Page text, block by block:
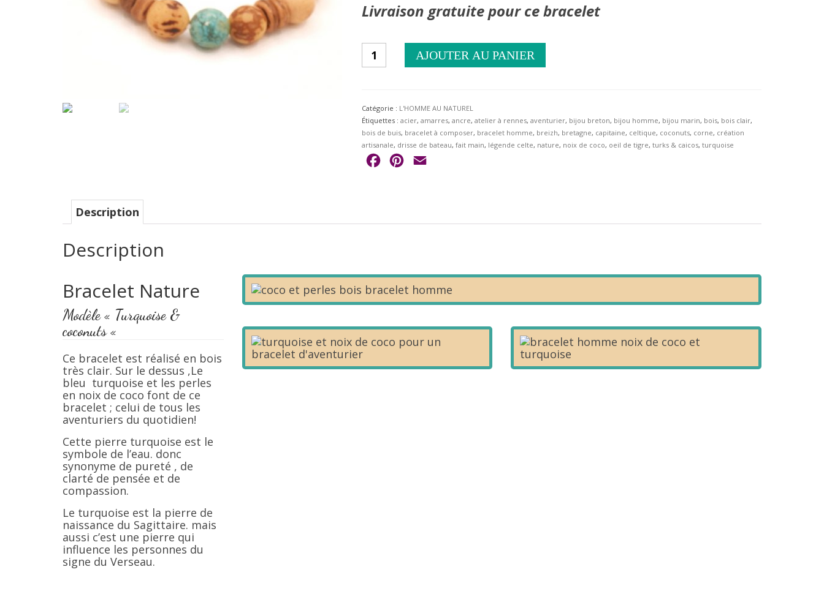
Livraison gratuite pour ce bracelet
quantité
de
pour
Bracelet
nature
AJOUTER AU PANIER
Catégorie : L'HOMME AU NATUREL
Étiquettes : acier, amarres, ancre, atelier à rennes, aventurier, bijou breton, bijou homme, bijou marin, bois, bois clair,
bois de buis, bracelet à composer, bracelet homme, breizh, bretagne, capitaine, celtique, coconuts, corne, création
artisanale, drisse de bateau, fait main, légende celte, nature, noix de coco, oeil de tigre, turks & caicos, turquoise
FacebookPinterest
Description
Description
Bracelet Nature
Modèle « Turquoise &
coconuts «
Ce bracelet est réalisé en bois
très clair. Sur le dessus ,Le
bleu turquoise et les perles
en noix de coco font de ce
bracelet ; celui de tous les
aventuriers du quotidien!
Cette pierre turquoise est le
symbole de l’eau. donc
synonyme de pureté , de
clarté de pensée et de
compassion.
Le turquoise est la pierre de
naissance du Sagittaire. mais
aussi c’est une pierre qui
influence les personnes du
signe du Verseau.